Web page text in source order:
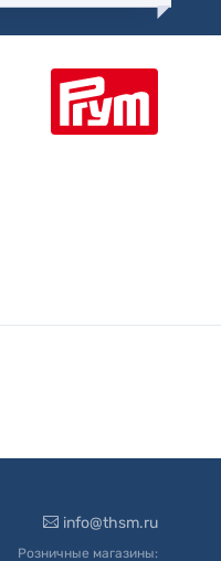
info@thsm.ru
Розничные магазины: